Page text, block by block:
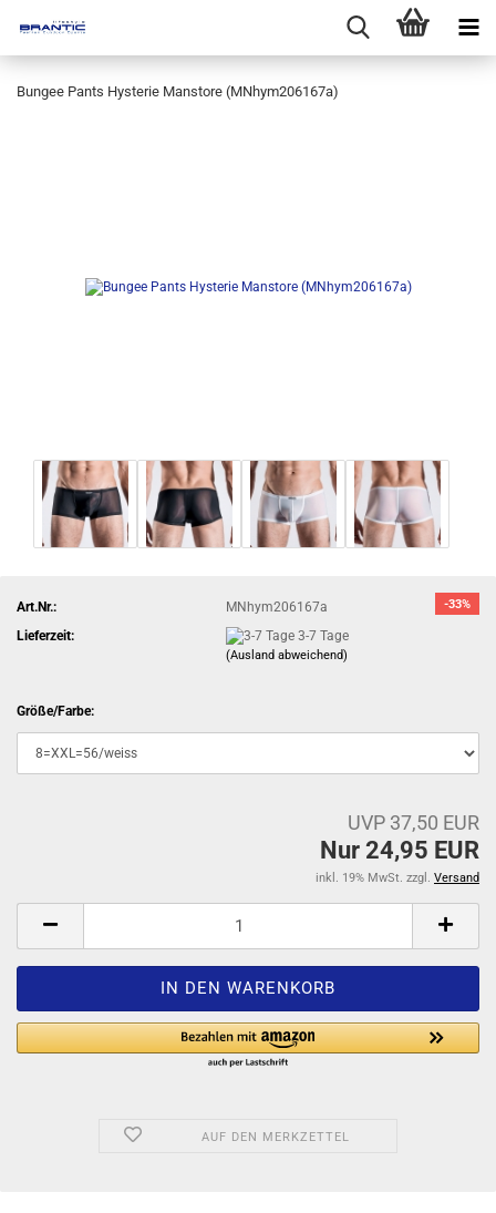
Bungee Pants Hysterie Manstore (MNhym206167a)
-33%
Art.Nr.:
MNhym206167a
Lieferzeit:
3-7 Tage
(Ausland abweichend)
Größe/Farbe:
UVP 37,50 EUR
Nur 24,95 EUR
inkl. 19% MwSt. zzgl. Versand
AUF DEN MERKZETTEL